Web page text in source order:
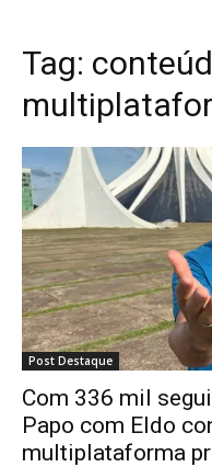
Tag:
Post Destaque
Com 336 mil
Papo com Eldo
multiplataforma